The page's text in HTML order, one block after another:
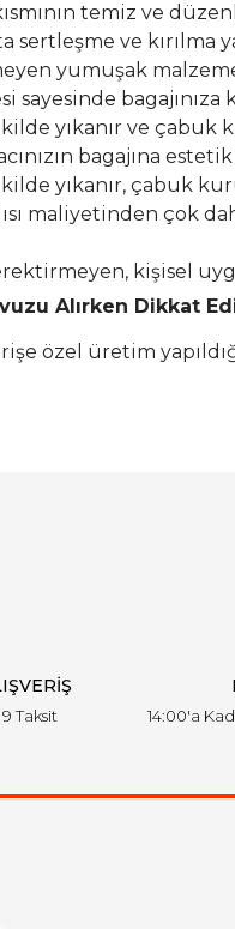
temiz ve
sertleşme ve kırılma
yumuşak
sayesinde
yıkanır ve çabuk
bagajına
yıkanır, çabuk
maliyetinden çok
kişisel
Alırken Dikkat
özel üretim
Taksit
14:00'a